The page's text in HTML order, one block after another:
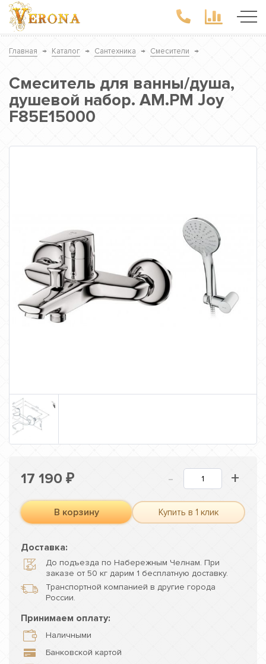
Главная → Каталог → Сантехника → Смесители →
Смеситель для ванны/душа,
душевой набор. AM.PM Joy
F85E15000
17 190 ₽ - +
В корзину Купить в 1 клик
Доставка:
До подъезда по Набережным Челнам. При
заказе от 50 кг дарим 1 бесплатную доставку.
Транспортной компанией в другие города
России.
Принимаем оплату:
Наличными
Банковской картой